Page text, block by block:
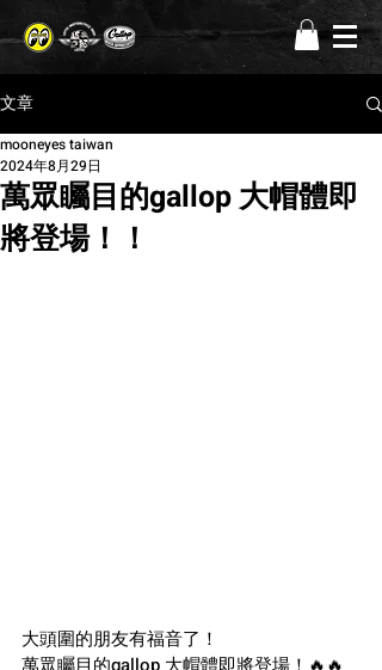
文章
萬眾矚目的gallop 大帽體即
將登場！！
mooneyes taiwan
2024年8月29日
大頭圍的朋友有福音了！